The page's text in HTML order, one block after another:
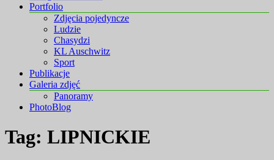
Portfolio
Zdjęcia pojedyncze
Ludzie
Chasydzi
KL Auschwitz
Sport
Publikacje
Galeria zdjęć
Panoramy
PhotoBlog
Tag: LIPNICKIE